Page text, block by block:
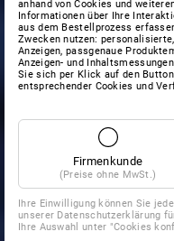
anhand von Cookies und
Informationen über Ihre
aus dem Bestellprozess
Zwecken nutzen:
Anzeigen, passgenaue
Anzeigen- und
Sie sich per Klick auf den Button
entsprechender Cookies und
Firmenkunde
(Preise ohne MwSt.)
Ihre Einwilligung können Sie
unserer Datenschutzerklärung
Ihre Auswahl unter "Cookies